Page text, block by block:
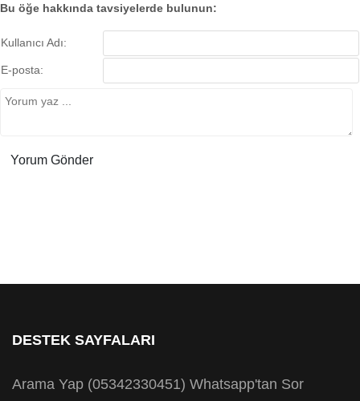
Bu öğe hakkında tavsiyelerde bulunun:
Kullanıcı Adı:
E-posta:
DESTEK SAYFALARI
Arama Yap (05342330451) Whatsapp'tan Sor